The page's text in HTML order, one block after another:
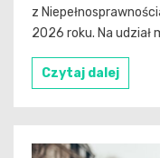
z
2026 roku. Na udział
Czytaj dalej